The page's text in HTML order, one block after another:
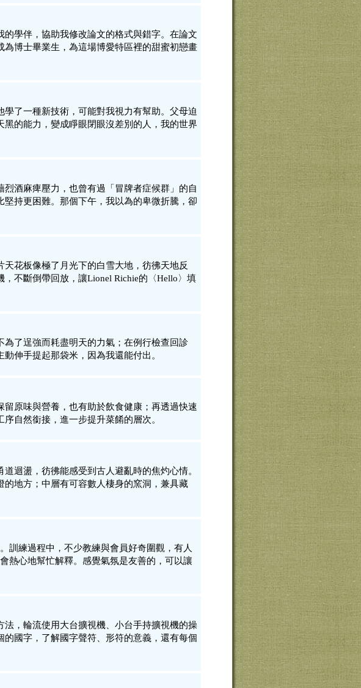
學伴，協助我修改論文的格式與錯字。在論文
博士畢業生，為這場博愛特區裡的甜蜜初戀畫
了一種新技術，可能對我視力有幫助。父母迫
的能力，變成睜眼閉眼沒差別的人，我的世界
酒麻痺壓力，也曾有過「冒牌者症候群」的自
持更困難。那個下午，我以為的卑微折騰，卻
花板像極了月光下的白雪大地，彷彿天地反
不斷倒帶回放，讓Lionel Richie的〈Hello〉填
了逞強而耗盡明天的力氣；在例行檢查回診
伸手提起那袋米，因為我還能付出。
留原味與營養，也有助於飲食健康；再透過快速
自然銜接，進一步提升菜餚的層次。
迴盪，彷彿能感受到古人避亂時的焦灼心情。
地方；中層有可容數人棲身的窯洞，兼具藏
訓練過程中，不少教練與會員好奇圍觀，有人
熱心地幫忙解釋。感覺氣氛是友善的，可以讓
，輪流使用大台擴視機、小台手持擴視機的操
國字，了解國字聲符、形符的意義，還有每個